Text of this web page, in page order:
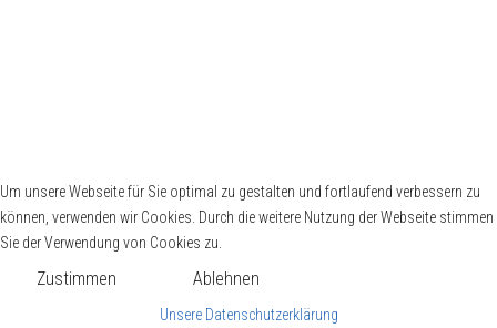
Um unsere Webseite für Sie optimal zu gestalten und fortlaufend verbessern zu
können, verwenden wir Cookies. Durch die weitere Nutzung der Webseite stimmen
Sie der Verwendung von Cookies zu.
Zustimmen Ablehnen
Unsere Datenschutzerklärung